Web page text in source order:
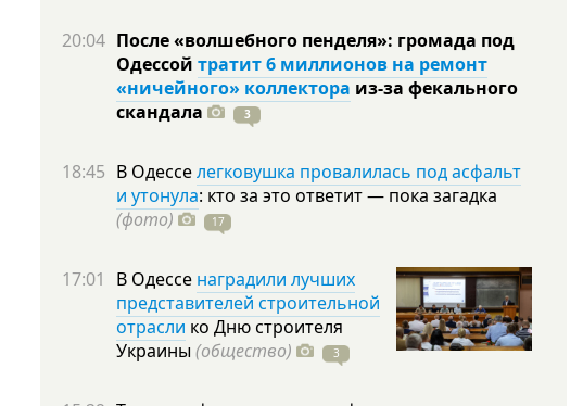
20:04 После «волшебного пенделя»: громада под
Одессой тратит 6 миллионов на ремонт
«ничейного» коллектора из-за фекального
скандала
3
18:45 В Одесселегковушка провалилась под асфальт
и утонула: кто за это ответит — пока загадка
(фото)
17
17:01 В Одессе наградили лучших
представителей строительной
отрасли ко Дню строителя
Украины (общество) 3